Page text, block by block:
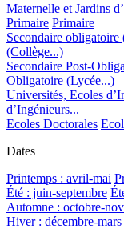
Maternelle et Jardins
Primaire Primaire
Secondaire obligatoire
(Collège...)
Secondaire Post-
Obligatoire (Lycée...)
Universités, Ecoles
d’Ingénieurs...
Ecoles Doctorales
Dates
Printemps : avril-mai
Été : juin-septembre
Automne : octobre-
Hiver : décembre-mars